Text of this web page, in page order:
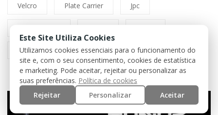
Velcro Plate Carrier Jpc
Policia Segurança Cinto
Este Site Utiliza Cookies
Utilizamos cookies essenciais para o funcionamento do
site e, com o seu consentimento, cookies de estatística
e marketing. Pode aceitar, rejeitar ou personalizar as
suas preferências. Política de cookies
Rejeitar
Personalizar Aceitar